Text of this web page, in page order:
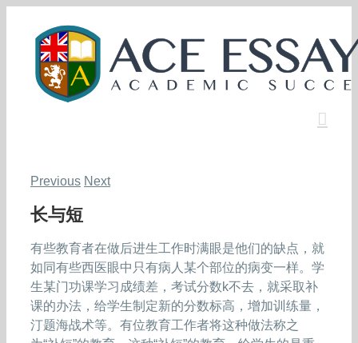
content
Previous Next
长与短
有些教育者在做后进生工作时满眼是他们的缺点，就
如同有些西医眼中只有病人某个部位的病变一样。学
生某门功课学习成绩差，考试分数k不去，就采取补
课的办法，给学生制定新的分数标高，增加训练量，
汀题海战术等。有位教育工作者将这种做法称之